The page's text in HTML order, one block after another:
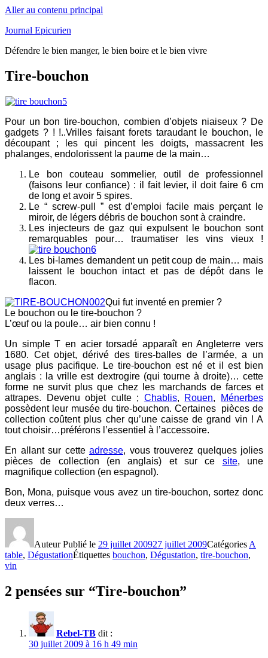
Aller au contenu principal
Journal Epicurien
Défendre le bien manger, le bien boire et le bien vivre
Tire-bouchon
Pour un bon tire-bouchon, combien d’objets niaiseux ? De
gadgets ? ! !..Vrilles faisant forets taraudant le bouchon, le
découpant ; les qui pincent les doigts, massacrent les
phalanges, endolorissent la paume de la main…
Le bon couteau sommelier, outil de professionnel
(faisons leur confiance) : il fait levier, il doit faire 6 cm
de long et avoir 5 spires.
Le “ screw-pull ” est d’emploi facile mais perçant le
miroir, de légers débris de bouchon sont à craindre.
Les injecteurs de gaz qui expulsent le bouchon sont
remarquables pour… traumatiser les vins vieux !
Les bi-lames demandent un petit coup de main… mais
laissent le bouchon intact et pas de dépôt dans le
flacon.
Qui fut inventé en premier ?
Le bouchon ou le tire-bouchon ?
L’œuf ou la poule… air bien connu !
Un simple T en acier torsadé apparaît en Angleterre vers
1680. Cet objet, dérivé des tires-balles de l’armée, a un
usage plus pacifique. Le tire-bouchon est né et il est bien
anglais : la vrille est dextrogire (qui tourne à droite)… cette
forme ne survit plus que chez les marchands de farces et
attrapes. Devenu objet culte ; Chablis, Rouen,
Ménerbes
possèdent leur musée du tire-bouchon. Certaines pièces de
collection coûtent plus cher qu’une caisse de grand vin ! A
tout choisir…préférons l’essentiel à l’accessoire.
En allant sur cette adresse, vous trouverez quelques jolies
pièces de collection (en anglais) et sur ce site, une
magnifique collection (en espagnol).
Bon, Mona, puisque vous avez un tire-bouchon, sortez donc
deux verres…
AuteurPublié le 29 juillet 200927 juillet 2009Catégories A
table, DégustationÉtiquettes bouchon, Dégustation, tire-bouchon,
vin
2 pensées sur “Tire-bouchon”
Rebel-TB dit :
30 juillet 2009 à 16 h 49 min